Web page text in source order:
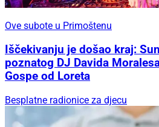
Ove subote u Primoštenu
Iščekivanju je došao kraj:
poznatog DJ Davida
Gospe od Loreta
Besplatne radionice za djecu